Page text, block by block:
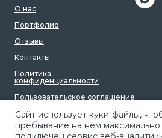
Caйт иcпoльзуeт куки-фaйлы,
пpeбывaниe нa нeм
О нас
Портфолио
Отзывы
Контакты
Политика
конфиденциальности
Пользовательское соглашение